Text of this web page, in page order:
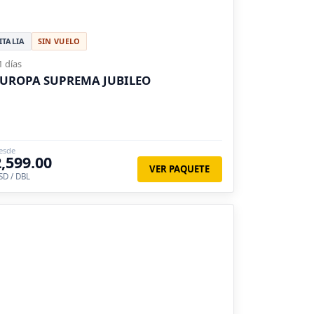
SIN VUELO
días
SUPREMA JUBILEO
/ DBL
VER PAQUETE